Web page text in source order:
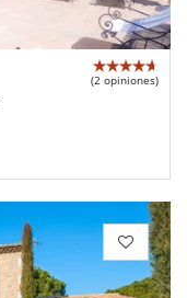
(2 opiniones)